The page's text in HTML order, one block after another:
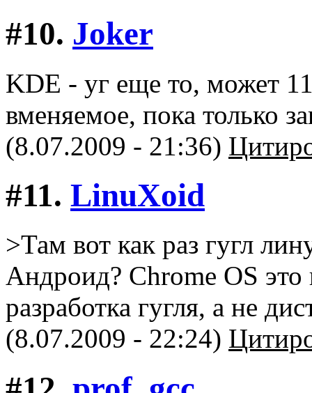
#10. Joker
KDE - уг еще то, может
вменяемое, пока только
(8.07.2009 - 21:36)
#11. LinuXоid
>Там вот как раз гугл
Андроид? Chrome OS это
разработка гугля, а не
(8.07.2009 - 22:24)